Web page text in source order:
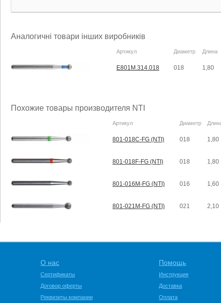
Аналогичні товари інших виробників
Артикул Диаметр Длина
E801M.314.018 018 1,80
Похожие товары производителя NTI
Артикул Диаметр
801-018C-FG (NTI) 018 1,80
801-018F-FG (NTI) 018 1,80
801-016M-FG (NTI) 016 1,60
801-021M-FG (NTI) 021 2,10
О нас
Сертификаты
Договор оферты
Реквизиты компании
Помощь
Инструкция
Доставка
Оплата